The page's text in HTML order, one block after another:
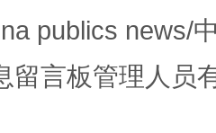
publics news/
留言板管理人员